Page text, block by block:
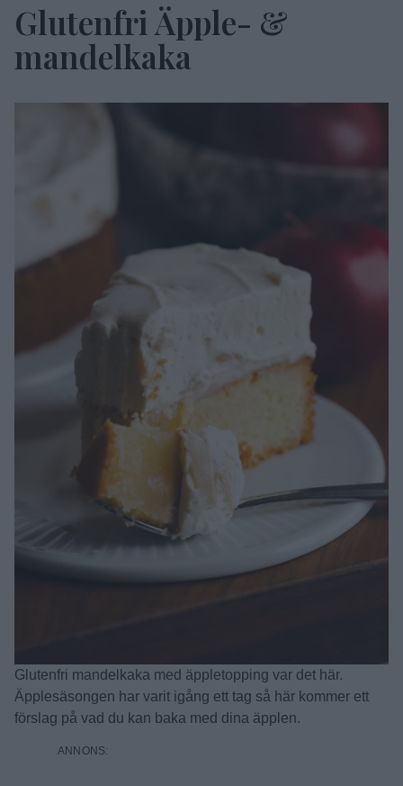
Glutenfri Äpple- &
mandelkaka
Glutenfri mandelkaka med äppletopping var det här.
Äpplesäsongen har varit igång ett tag så här kommer ett
förslag på vad du kan baka med dina äpplen.